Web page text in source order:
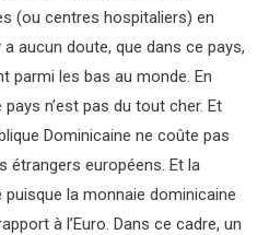
(ou centres hospitaliers) en
a aucun doute, que dans ce pays,
parmi les bas au monde. En
n’est pas du tout cher. Et
Dominicaine ne coûte pas
étrangers européens. Et la
la monnaie dominicaine
à l’Euro. Dans ce cadre, un